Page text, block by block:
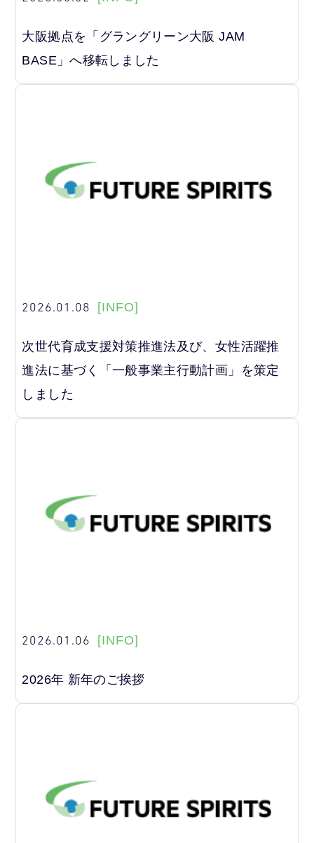
大阪拠点を「グラングリーン大阪 JAM
BASE」へ移転しました
2026.01.08 [INFO]
次世代育成支援対策推進法及び、女性活躍推
進法に基づく「一般事業主行動計画」を策定
しました
2026.01.06 [INFO]
2026年 新年のご挨拶